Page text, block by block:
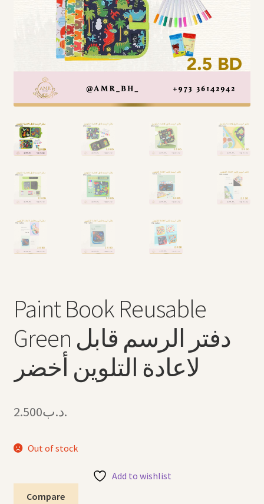
Arabic Language اللغة العربية
National Day العيد الوطني
STATIONARY القرطاسية
Disney ديزني
Birthdays أعياد الميلاد
Giveaways التوزيعات
Hair Accessories اكسسوارات الشعر
Paint Book Reusable
Green دفتر الرسم قابل
لاعادة التلوين أخضر
.د.ب2.500
Out of stock
Add to wishlist
Compare